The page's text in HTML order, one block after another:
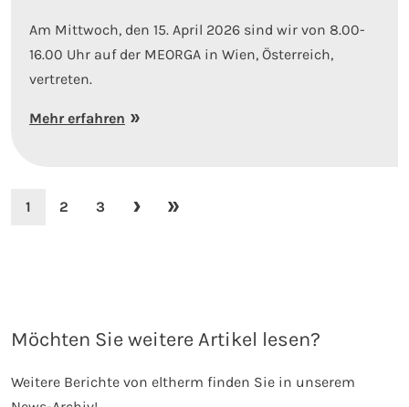
Am Mittwoch, den 15. April 2026 sind wir von 8.00-
16.00 Uhr auf der MEORGA in Wien, Österreich,
vertreten.
Mehr erfahren
1 2 3
Möchten Sie weitere Artikel lesen?
Weitere Berichte von eltherm finden Sie in unserem